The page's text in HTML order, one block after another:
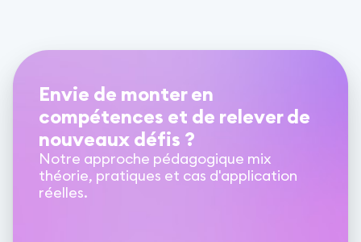
Envie de monter en
compétences et de relever de
nouveaux défis ?
Notre approche pédagogique mix
théorie, pratiques et cas d'application
réelles.